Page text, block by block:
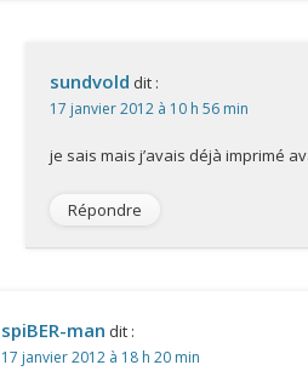
sundvold dit :
17 janvier 2012 à 10 h 56 min
je sais mais j’avais déjà imprimé
Répondre
spiBER-man dit :
17 janvier 2012 à 18 h 20 min